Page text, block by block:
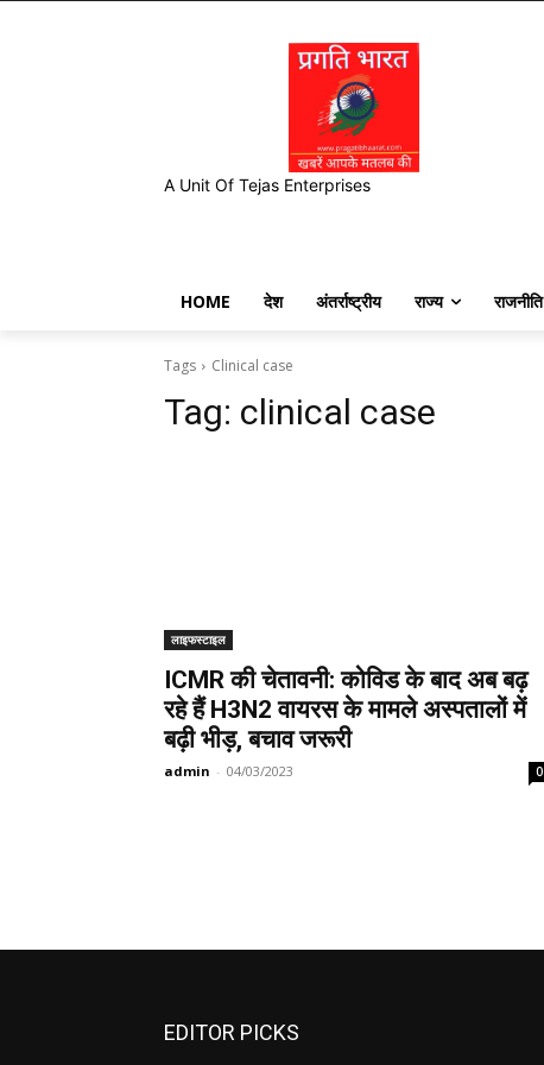
A Unit Of Tejas Enterprises
HOME देश अंतर्राष्ट्रीय राज्य राजनीति
Tags Clinical case
Tag: clinical case
लाइफस्टाइल
ICMR की चेतावनी: कोविड के बाद अब बढ़
रहे हैं H3N2 वायरस के मामले अस्पतालों में
बढ़ी भीड़, बचाव जरूरी
admin - 04/03/2023 0
EDITOR PICKS